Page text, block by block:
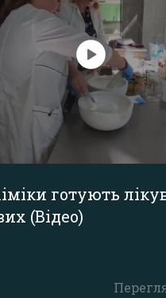
готують
(Відео)